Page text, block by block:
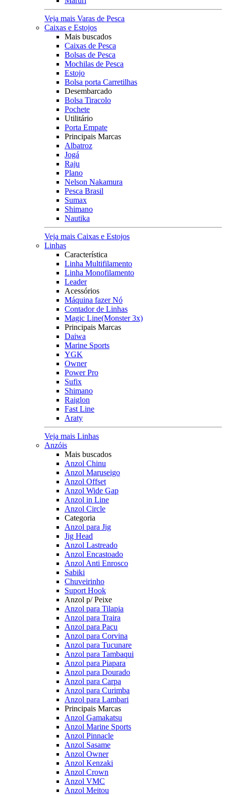
Veja mais Varas de Pesca
Caixas e Estojos
Mais buscados
Caixas de Pesca
Bolsas de Pesca
Mochilas de Pesca
Estojo
Bolsa porta Carretilhas
Desembarcado
Bolsa Tiracolo
Pochete
Utilitário
Porta Empate
Principais Marcas
Albatroz
Jogá
Raju
Plano
Nelson Nakamura
Pesca Brasil
Sumax
Shimano
Nautika
Veja mais Caixas e Estojos
Linhas
Característica
Linha Multifilamento
Linha Monofilamento
Leader
Acessórios
Máquina fazer Nó
Contador de Linhas
Magic Line(Monster 3x)
Principais Marcas
Daiwa
Marine Sports
YGK
Owner
Power Pro
Sufix
Shimano
Raiglon
Fast Line
Araty
Veja mais Linhas
Anzóis
Mais buscados
Anzol Chinu
Anzol Maruseigo
Anzol Offset
Anzol Wide Gap
Anzol in Line
Anzol Circle
Categoria
Anzol para Jig
Jig Head
Anzol Lastreado
Anzol Encastoado
Anzol Anti Enrosco
Sabiki
Chuveirinho
Suport Hook
Anzol p/ Peixe
Anzol para Tilapia
Anzol para Traira
Anzol para Pacu
Anzol para Corvina
Anzol para Tucunare
Anzol para Tambaqui
Anzol para Piapara
Anzol para Dourado
Anzol para Carpa
Anzol para Curimba
Anzol para Lambari
Principais Marcas
Anzol Gamakatsu
Anzol Marine Sports
Anzol Pinnacle
Anzol Sasame
Anzol Owner
Anzol Kenzaki
Anzol Crown
Anzol VMC
Anzol Meitou